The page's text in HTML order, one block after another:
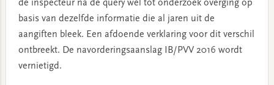
de inspecteur na de query wél tot onderzoek overging op
basis van dezelfde informatie die al jaren uit de
aangiften bleek. Een afdoende verklaring voor dit verschil
ontbreekt. De navorderingsaanslag IB/PVV 2016 wordt
vernietigd.